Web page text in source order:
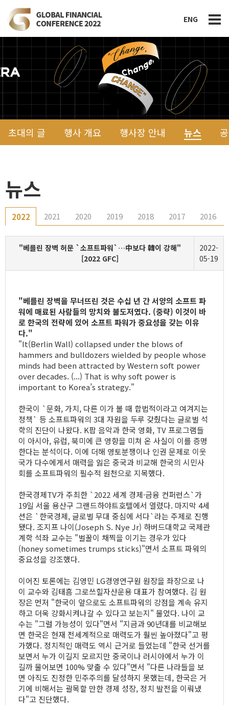
ENG
초대의 글 행사 개요 행사장 안내 뉴스
뉴스
2022 2021 2020 2019 2018 2017 2016
"베를린 장벽 허문 `소프트파워`…中보다 韓이 강해"
[2022 GFC]
2022-
05-19
"베를린 장벽을 무너뜨린 것은 수십 년 간 서양의 소프트 파
워에 매료된 사람들의 망치와 불도저였다. (중략) 이것이 바
로 한국의 전략에 있어 소프트 파워가 중요성을 갖는 이유
다."
"It(Berlin Wall) collapsed under the blows of
hammers and bulldozers wielded by people whose
minds had been attracted by Western soft power
over decades. (...) That is why soft power is
important to Korea’s strategy."
한국이 `문화, 가치, 다른 이가 볼 때 합법적이라고 여겨지는
정책` 등 소프트파워의 3대 자원을 두루 갖췄다는 글로벌 석
학의 진단이 나왔다. K팝 음악과 한국 영화, TV 프로그램들
이 아시아, 유럽, 북미에 큰 영향을 미쳐 온 사실이 이를 증명
한다는 분석이다. 이에 더해 영토분쟁이나 인권 문제로 이웃
국가 다수에게서 매력을 잃은 중국과 비교해 한국의 시민사
회를 소프트파워의 필수적 원천으로 지목했다.
한국경제TV가 주최한 `2022 세계 경제·금융 컨퍼런스`가
19일 서울 용산구 그랜드하야트호텔에서 열렸다. 마지막 4세
션은 `한국경제, 글로벌 무대 중심에 서다`라는 주제로 진행
됐다. 조지프 나이(Joseph S. Nye Jr) 하버드대학교 국제관
계학 석좌 교수는 "벌꿀이 채찍을 이기는 경우가 있다
(honey sometimes trumps sticks)"면서 소프트 파워의
중요성을 강조했다.
이어진 토론에는 김영민 LG경영연구원 원장을 좌장으로 나
이 교수와 김태흠 그로쓰힐자산운용 대표가 참여했다. 김 원
장은 먼저 "한국이 앞으로도 소프트파워의 강점을 계속 유지
하고 더욱 강화시켜나갈 수 있다고 보는지" 물었다. 나이 교
수는 "그럴 가능성이 있다"면서 "지금과 90년대를 비교해보
면 한국은 현재 전세계적으로 매력도가 훨씬 높아졌다"고 평
가했다. 정치적인 매력도 역시 근거로 들었는데 "한국 선거를
보면서 누가 이길지 모르지만 중국이나 러시아에서 누가 이
길까 물어보면 100% 맞출 수 있다"면서 "다른 나라들을 보
면 아직도 진정한 민주주의를 달성하지 못했는데, 한국은 거
기에 비해서는 괄목할 만한 경제 성장, 정치 발전을 이뤄냈
다"고 진단했다.